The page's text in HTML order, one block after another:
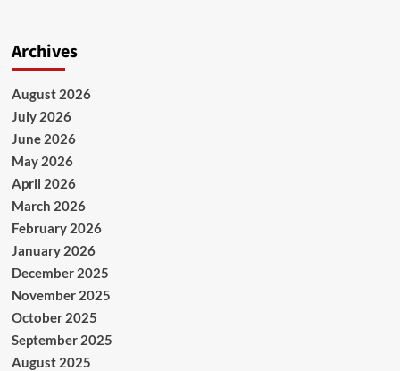
Archives
August 2026
July 2026
June 2026
May 2026
April 2026
March 2026
February 2026
January 2026
December 2025
November 2025
October 2025
September 2025
August 2025